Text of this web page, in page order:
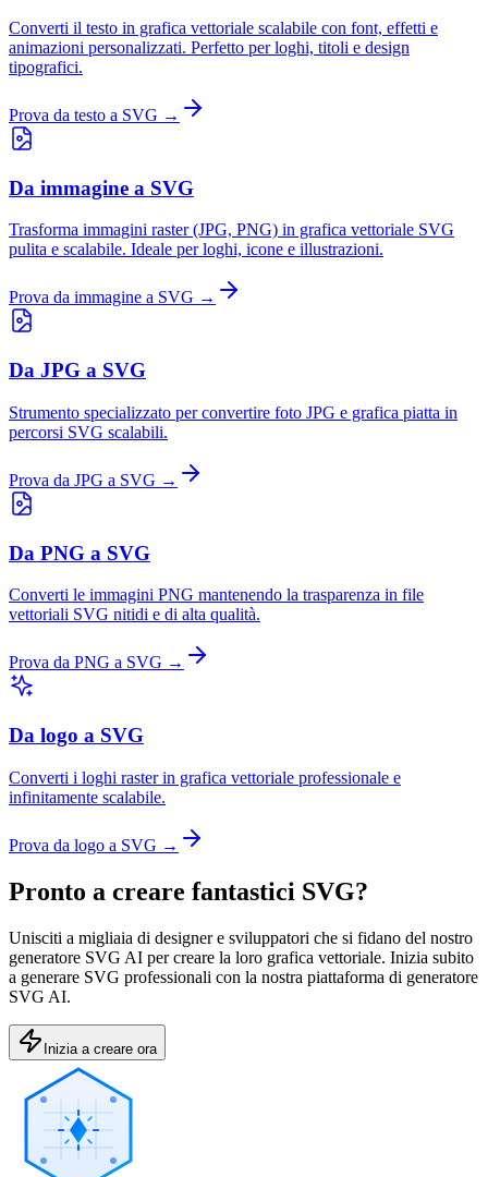
Converti il testo in grafica vettoriale scalabile con font, effetti e
animazioni personalizzati. Perfetto per loghi, titoli e design
tipografici.
Prova da testo a SVG →
Da immagine a SVG
Trasforma immagini raster (JPG, PNG) in grafica vettoriale SVG
pulita e scalabile. Ideale per loghi, icone e illustrazioni.
Prova da immagine a SVG →
Da JPG a SVG
Strumento specializzato per convertire foto JPG e grafica piatta in
percorsi SVG scalabili.
Prova da JPG a SVG →
Da PNG a SVG
Converti le immagini PNG mantenendo la trasparenza in file
vettoriali SVG nitidi e di alta qualità.
Prova da PNG a SVG →
Da logo a SVG
Converti i loghi raster in grafica vettoriale professionale e
infinitamente scalabile.
Prova da logo a SVG →
Pronto a creare fantastici SVG?
Unisciti a migliaia di designer e sviluppatori che si fidano del nostro
generatore SVG AI per creare la loro grafica vettoriale. Inizia subito
a generare SVG professionali con la nostra piattaforma di generatore
SVG AI.
Inizia a creare ora